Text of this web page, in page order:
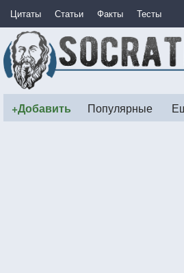
Цитаты Статьи Факты Тесты
+Добавить Популярные